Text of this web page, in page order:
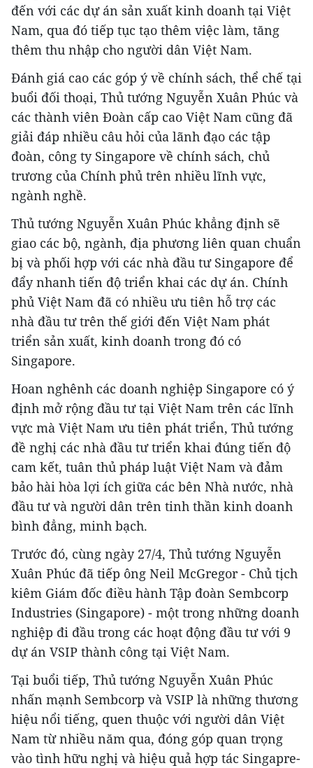
đến với các dự án sản xuất kinh doanh tại Việt
Nam, qua đó tiếp tục tạo thêm việc làm, tăng
thêm thu nhập cho người dân Việt Nam.
Đánh giá cao các góp ý về chính sách, thể chế tại
buổi đối thoại, Thủ tướng Nguyễn Xuân Phúc và
các thành viên Đoàn cấp cao Việt Nam cũng đã
giải đáp nhiều câu hỏi của lãnh đạo các tập
đoàn, công ty Singapore về chính sách, chủ
trương của Chính phủ trên nhiều lĩnh vực,
ngành nghề.
Thủ tướng Nguyễn Xuân Phúc khẳng định sẽ
giao các bộ, ngành, địa phương liên quan chuẩn
bị và phối hợp với các nhà đầu tư Singapore để
đẩy nhanh tiến độ triển khai các dự án. Chính
phủ Việt Nam đã có nhiều ưu tiên hỗ trợ các
nhà đầu tư trên thế giới đến Việt Nam phát
triển sản xuất, kinh doanh trong đó có
Singapore.
Hoan nghênh các doanh nghiệp Singapore có ý
định mở rộng đầu tư tại Việt Nam trên các lĩnh
vực mà Việt Nam ưu tiên phát triển, Thủ tướng
đề nghị các nhà đầu tư triển khai đúng tiến độ
cam kết, tuân thủ pháp luật Việt Nam và đảm
bảo hài hòa lợi ích giữa các bên Nhà nước, nhà
đầu tư và người dân trên tinh thần kinh doanh
bình đẳng, minh bạch.
Trước đó, cùng ngày 27/4, Thủ tướng Nguyễn
Xuân Phúc đã tiếp ông Neil McGregor - Chủ tịch
kiêm Giám đốc điều hành Tập đoàn Sembcorp
Industries (Singapore) - một trong những doanh
nghiệp đi đầu trong các hoạt động đầu tư với 9
dự án VSIP thành công tại Việt Nam.
Tại buổi tiếp, Thủ tướng Nguyễn Xuân Phúc
nhấn mạnh Sembcorp và VSIP là những thương
hiệu nổi tiếng, quen thuộc với người dân Việt
Nam từ nhiều năm qua, đóng góp quan trọng
vào tình hữu nghị và hiệu quả hợp tác Singapre-